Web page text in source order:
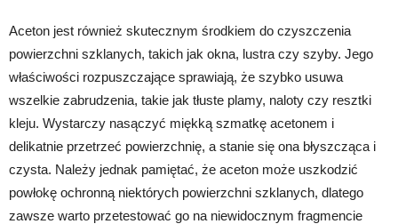
Aceton jest również skutecznym środkiem do czyszczenia
powierzchni szklanych, takich jak okna, lustra czy szyby. Jego
właściwości rozpuszczające sprawiają, że szybko usuwa
wszelkie zabrudzenia, takie jak tłuste plamy, naloty czy resztki
kleju. Wystarczy nasączyć miękką szmatkę acetonem i
delikatnie przetrzeć powierzchnię, a stanie się ona błyszcząca i
czysta. Należy jednak pamiętać, że aceton może uszkodzić
powłokę ochronną niektórych powierzchni szklanych, dlatego
zawsze warto przetestować go na niewidocznym fragmencie